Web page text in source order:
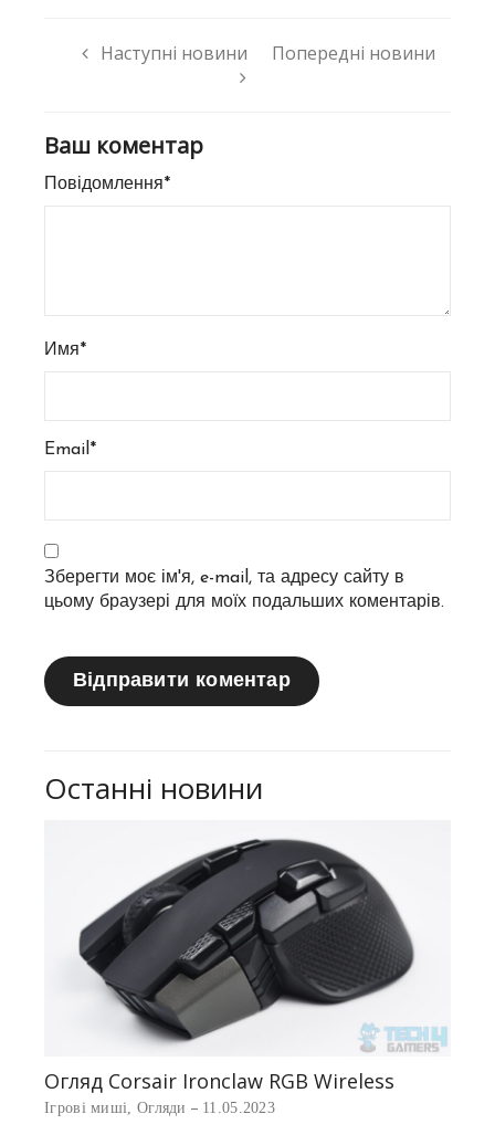
Наступні новини Попередні новини
Ваш коментар
Повідомлення*
Имя*
Email*
Зберегти моє ім'я, e-mail, та адресу сайту в
цьому браузері для моїх подальших коментарів.
Останні новини
Огляд Corsair Ironclaw RGB Wireless
Ігрові миші Огляди 11.05.2023